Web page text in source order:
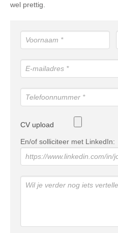
wel prettig.
CV upload
En/of solliciteer met LinkedIn: